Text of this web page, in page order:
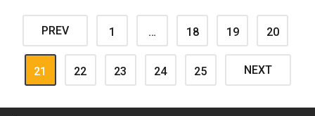
PREV 1 … 18 19 20
21 22 23 24 25 NEXT